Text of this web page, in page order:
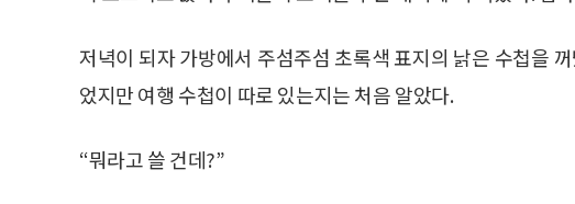
저녁이 되자 가방에서 주섬주섬 초록색 표지의 낡은 수첩을
었지만 여행 수첩이 따로 있는지는 처음 알았다.
“뭐라고 쓸 건데?”